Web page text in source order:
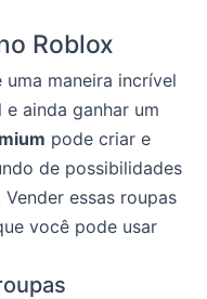
Roblox
uma maneira incrível
ainda ganhar um
pode criar e
de possibilidades
essas roupas
você pode usar